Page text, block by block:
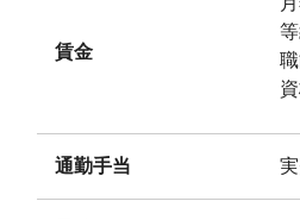
賃金
通勤手当